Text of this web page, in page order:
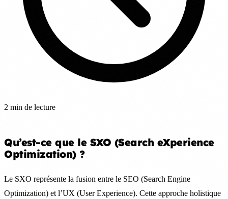
2 min de lecture
Qu’est-ce que le SXO (Search eXperience
Optimization) ?
Le SXO représente la fusion entre le SEO (Search Engine
Optimization) et l’UX (User Experience). Cette approche holistique